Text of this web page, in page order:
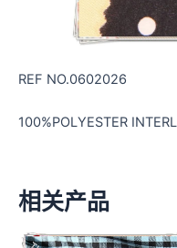
REF NO.0602026
100%POLYESTER
相关产品